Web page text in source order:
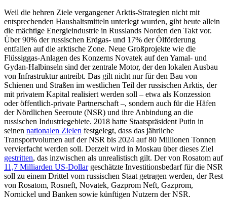
Weil die hehren Ziele vergangener Arktis-Strategien nicht mit
entsprechenden Haus­haltsmitteln unterlegt wurden, gibt heute allein
die mächtige Energieindustrie in Russ­lands Norden den Takt vor.
Über 90% der russischen Erdgas- und 17% der Ölförde­rung
entfallen auf die arktische Zone. Neue Großprojekte wie die
Flüssiggas-Anlagen des Konzerns Novatek auf den Yamal- und
Gydan-Halbinseln sind der zentrale Motor, der den lokalen Ausbau
von Infrastruktur antreibt. Das gilt nicht nur für den Bau von
Schienen und Straßen im westlichen Teil der russischen Arktis, der
mit privatem Kapi­tal realisiert werden soll – etwa als Konzession
oder öffentlich-private Partner­schaft –, sondern auch für die Häfen
der Nördlichen Seeroute (NSR) und ihre Anbin­dung an die
russischen Industriegebiete. 2018 hatte Staatspräsident Putin in
seinen nationalen Zielen festgelegt, dass das jähr­liche
Transportvolumen auf der NSR bis 2024 auf 80 Millionen Tonnen
vervierfacht werden soll. Derzeit wird in Moskau über dieses Ziel
gestritten, das inzwischen als un­realistisch gilt. Der von Rosatom auf
11,7 Milliarden US-Dollargeschätzte Investitions­bedarf für die NSR
soll zu einem Drittel vom russischen Staat getragen werden, der Rest
von Rosatom, Rosneft, Novatek, Gaz­prom Neft, Gazprom,
Nornickel und Ban­ken sowie künftigen Nutzern der NSR.